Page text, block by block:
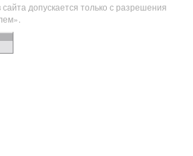
допускается только с разрешения